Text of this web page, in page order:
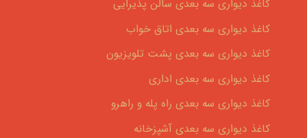
کاغذ دیواری سه بعدی سالن پذیرایی
کاغذ دیواری سه بعدی اتاق خواب
کاغذ دیواری سه بعدی پشت تلویزیون
کاغذ دیواری سه بعدی اداری
کاغذ دیواری سه بعدی راه پله و راهرو
کاغذ دیواری سه بعدی آشپزخانه